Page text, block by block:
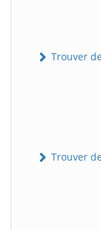
Trouver
Trouver